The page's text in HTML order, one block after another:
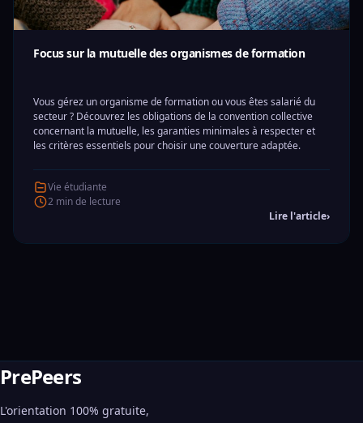
Focus sur la mutuelle des organismes de formation
Vous gérez un organisme de formation ou vous êtes salarié du
secteur ? Découvrez les obligations de la convention collective
concernant la mutuelle, les garanties minimales à respecter et
les critères essentiels pour choisir une couverture adaptée.
Vie étudiante
2 min de lecture
Lire l'article›
PrePeers
L'orientation 100% gratuite,